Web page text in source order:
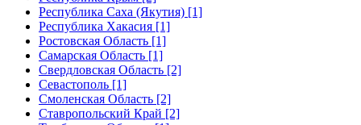
Республика Саха (Якутия) [1]
Республика Хакасия [1]
Ростовская Область [1]
Самарская Область [1]
Свердловская Область [2]
Севастополь [1]
Смоленская Область [2]
Ставропольский Край [2]